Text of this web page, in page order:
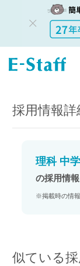
教員採用情
報のイー・
理科 中学高校の非常
採用情報詳
理科 中
の採用情
※掲載時の情報
似ている